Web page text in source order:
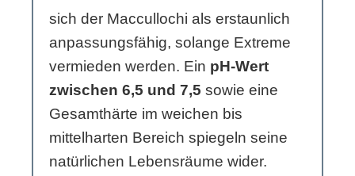
sich der Maccullochi als erstaunlich
anpassungsfähig, solange Extreme
vermieden werden. Ein pH-Wert
zwischen 6,5 und 7,5 sowie eine
Gesamthärte im weichen bis
mittelharten Bereich spiegeln seine
natürlichen Lebensräume wider.